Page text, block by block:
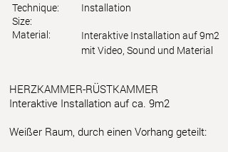
Technique:
Size:
Material:
Installation
Interaktive Installation auf 9m2
mit Video, Sound und Material
HERZKAMMER-RÜSTKAMMER
Interaktive Installation auf ca. 9m2
Weißer Raum, durch einen Vorhang geteilt: